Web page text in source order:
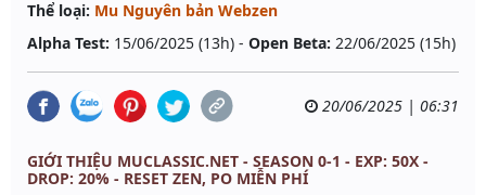
Thể loại: Mu Nguyên bản Webzen
Alpha Test: 15/06/2025 (13h) - Open Beta: 22/06/2025 (15h)
20/06/2025 | 06:31
GIỚI THIỆU MUCLASSIC.NET - SEASON 0-1 - EXP: 50X -
DROP: 20% - RESET ZEN, PO MIỄN PHÍ